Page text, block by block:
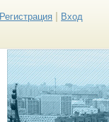
Регистрация Вход